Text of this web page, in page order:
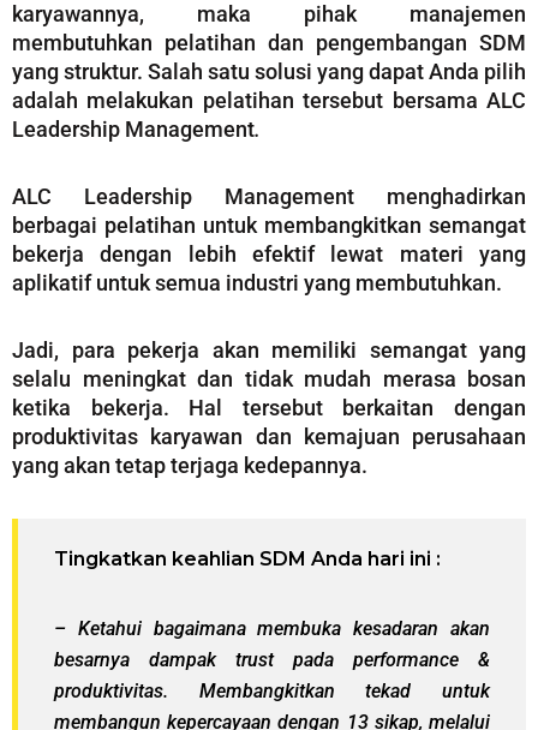
karyawannya, maka pihak manajemen
membutuhkan pelatihan dan pengembangan SDM
yang struktur. Salah satu solusi yang dapat Anda pilih
adalah melakukan pelatihan tersebut bersama ALC
Leadership Management.
ALC Leadership Management menghadirkan
berbagai pelatihan untuk membangkitkan semangat
bekerja dengan lebih efektif lewat materi yang
aplikatif untuk semua industri yang membutuhkan.
Jadi, para pekerja akan memiliki semangat yang
selalu meningkat dan tidak mudah merasa bosan
ketika bekerja. Hal tersebut berkaitan dengan
produktivitas karyawan dan kemajuan perusahaan
yang akan tetap terjaga kedepannya.
Tingkatkan keahlian SDM Anda hari ini :
– Ketahui bagaimana membuka kesadaran akan
besarnya dampak trust pada performance &
produktivitas. Membangkitkan tekad untuk
membangun kepercayaan dengan 13 sikap, melalui